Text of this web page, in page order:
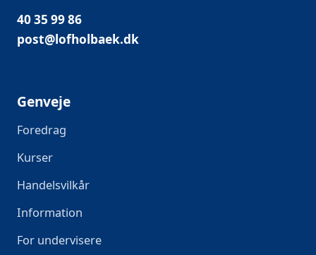
40 35 99 86
post@lofholbaek.dk
Genveje
Foredrag
Kurser
Handelsvilkår
Information
For undervisere